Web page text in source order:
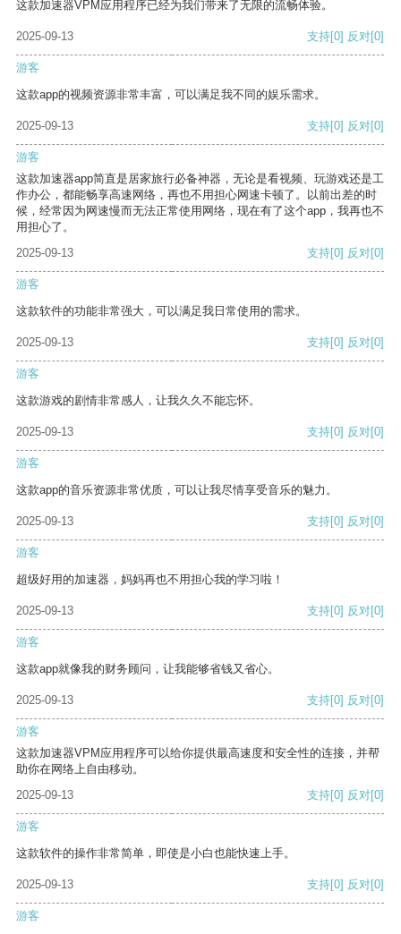
这款加速器VPM应用程序已经为我们带来了无限的流畅体验。
2025-09-13 支持[0] 反对[0]
游客
这款app的视频资源非常丰富，可以满足我不同的娱乐需求。
2025-09-13 支持[0] 反对[0]
游客
这款加速器app简直是居家旅行必备神器，无论是看视频、玩游戏还是工
作办公，都能畅享高速网络，再也不用担心网速卡顿了。以前出差的时
候，经常因为网速慢而无法正常使用网络，现在有了这个app，我再也不
用担心了。
2025-09-13
支持[0] 反对[0]
游客
这款软件的功能非常强大，可以满足我日常使用的需求。
2025-09-13 支持[0] 反对[0]
游客
这款游戏的剧情非常感人，让我久久不能忘怀。
2025-09-13 支持[0] 反对[0]
游客
这款app的音乐资源非常优质，可以让我尽情享受音乐的魅力。
2025-09-13 支持[0] 反对[0]
游客
超级好用的加速器，妈妈再也不用担心我的学习啦！
2025-09-13 支持[0] 反对[0]
游客
这款app就像我的财务顾问，让我能够省钱又省心。
2025-09-13 支持[0] 反对[0]
游客
这款加速器VPM应用程序可以给你提供最高速度和安全性的连接，并帮
助你在网络上自由移动。
2025-09-13
支持[0] 反对[0]
游客
这款软件的操作非常简单，即使是小白也能快速上手。
2025-09-13 支持[0] 反对[0]
游客